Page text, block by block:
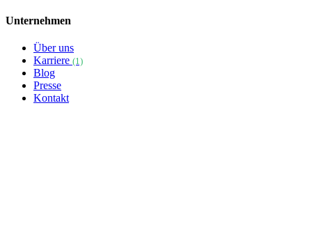
Unternehmen
Über uns
Karriere (1)
Blog
Presse
Kontakt